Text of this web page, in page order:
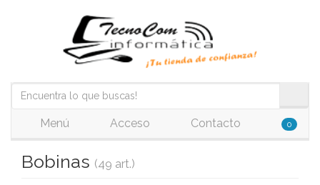
Menú Acceso Contacto 0
Bobinas (49 art.)